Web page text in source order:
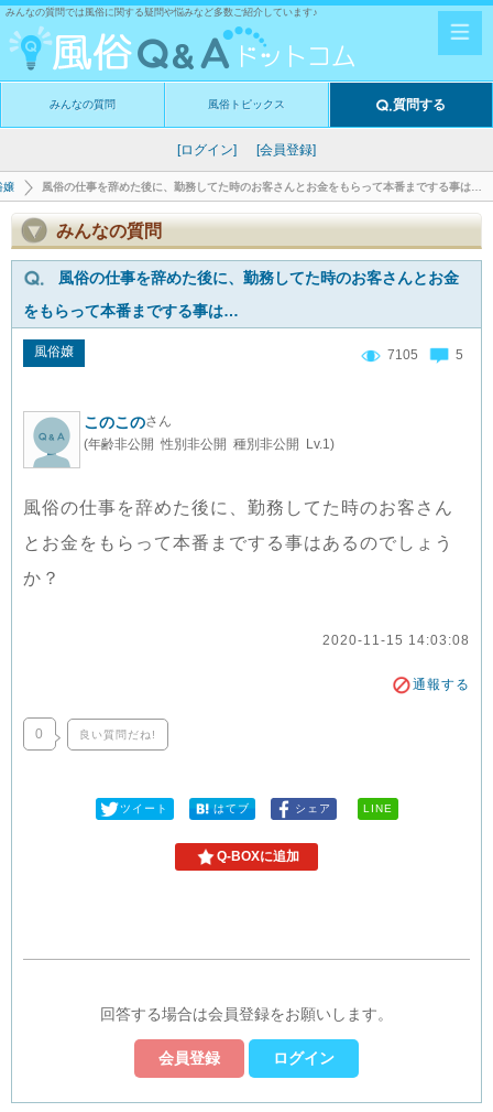
みんなの質問では風俗に関する疑問や悩みなど多数ご紹介しています♪
みんなの質問 風俗トピックス 質問する
[ログイン] [会員登録]
嬢 風俗の仕事を辞めた後に、勤務してた時のお客さんとお金をもらって本番までする事は…
みんなの質問
風俗の仕事を辞めた後に、勤務してた時のお客さんとお金
をもらって本番までする事は…
風俗嬢 7105 5
このこのさん
(年齢非公開 性別非公開 種別非公開 Lv.1)
風俗の仕事を辞めた後に、勤務してた時のお客さん
とお金をもらって本番までする事はあるのでしょう
か？
2020-11-15 14:03:08
通報する
0 良い質問だね!
ツイート はてブ シェア LINE
Q-BOXに追加
回答する場合は会員登録をお願いします。
会員登録 ログイン